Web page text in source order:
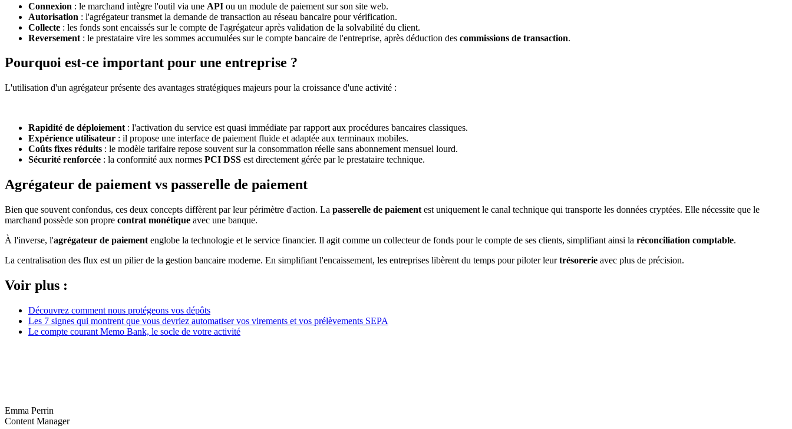
Connexion : le marchand intègre l'outil via une API ou un module de paiement sur son site web.
Autorisation : l'agrégateur transmet la demande de transaction au réseau bancaire pour vérification.
Collecte : les fonds sont encaissés sur le compte de l'agrégateur après validation de la solvabilité du client.
Reversement : le prestataire vire les sommes accumulées sur le compte bancaire de l'entreprise, après déduction des commissions de transaction.
Pourquoi est-ce important pour une entreprise ?
L'utilisation d'un agrégateur présente des avantages stratégiques majeurs pour la croissance d'une activité :
Rapidité de déploiement : l'activation du service est quasi immédiate par rapport aux procédures bancaires classiques.
Expérience utilisateur : il propose une interface de paiement fluide et adaptée aux terminaux mobiles.
Coûts fixes réduits : le modèle tarifaire repose souvent sur la consommation réelle sans abonnement mensuel lourd.
Sécurité renforcée : la conformité aux normes PCI DSS est directement gérée par le prestataire technique.
Agrégateur de paiement vs passerelle de paiement
Bien que souvent confondus, ces deux concepts diffèrent par leur périmètre d'action. La passerelle de paiement est uniquement le canal technique qui transporte les données cryptées. Elle nécessite que le
marchand possède son propre contrat monétique avec une banque.
À l'inverse, l'agrégateur de paiement englobe la technologie et le service financier. Il agit comme un collecteur de fonds pour le compte de ses clients, simplifiant ainsi la réconciliation comptable.
La centralisation des flux est un pilier de la gestion bancaire moderne. En simplifiant l'encaissement, les entreprises libèrent du temps pour piloter leurtrésorerie avec plus de précision.
Voir plus :
Découvrez comment nous protégeons vos dépôts
Les 7 signes qui montrent que vous devriez automatiser vos virements et vos prélèvements SEPA
Le compte courant Memo Bank, le socle de votre activité
Emma Perrin
Content Manager